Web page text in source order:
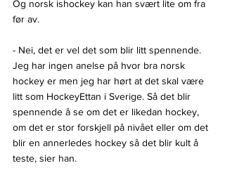
Og norsk ishockey kan han svært lite om fra
før av.
- Nei, det er vel det som blir litt spennende.
Jeg har ingen anelse på hvor bra norsk
hockey er men jeg har hørt at det skal være
litt som HockeyEttan i Sverige. Så det blir
spennende å se om det er likedan hockey,
om det er stor forskjell på nivået eller om det
blir en annerledes hockey så det blir kult å
teste, sier han.